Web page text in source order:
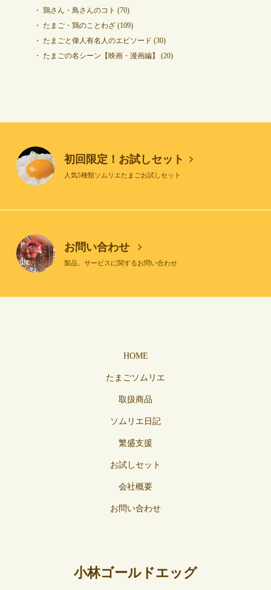
鶏さん・鳥さんのコト (70)
たまご・鶏のことわざ(109)
たまごと偉人有名人のエピソード (30)
たまごの名シーン【映画・漫画編】
(20)
初回限定！お試しセット
人気5種類ソムリエたまごお試しセット
お問い合わせ
製品、サービスに関するお問い合わせ
HOME
たまごソムリエ
取扱商品
ソムリエ日記
繁盛支援
お試しセット
会社概要
お問い合わせ
小林ゴールドエッグ